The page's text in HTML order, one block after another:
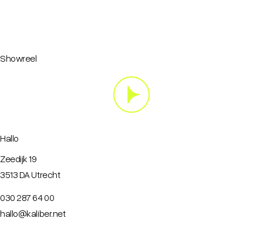
Showreel
Hallo
Zeedijk 19
3513 DA Utrecht
030 287 64 00
hallo@kaliber.net